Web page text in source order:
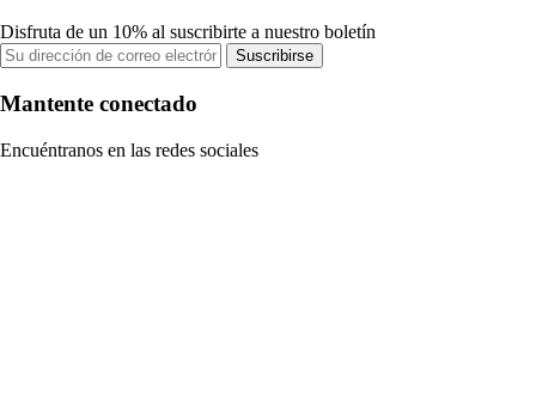
Disfruta de un 10% al suscribirte a nuestro boletín
Suscribirse
Mantente conectado
Encuéntranos en las redes sociales